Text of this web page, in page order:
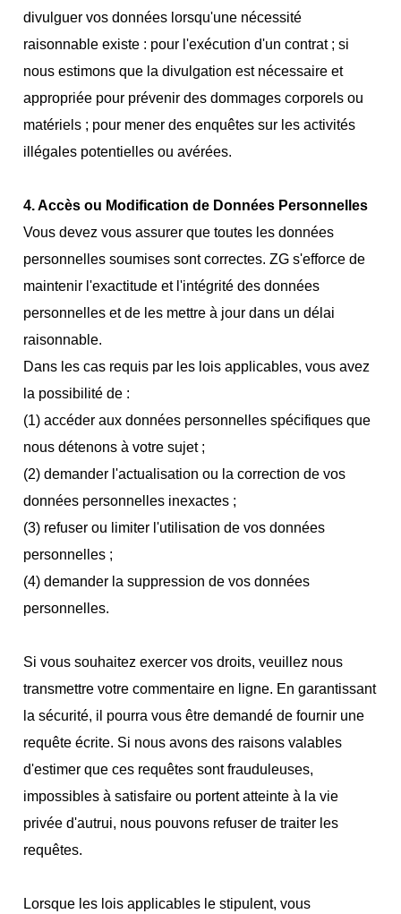
divulguer vos données lorsqu'une nécessité
raisonnable existe : pour l'exécution d'un contrat ; si
nous estimons que la divulgation est nécessaire et
appropriée pour prévenir des dommages corporels ou
matériels ; pour mener des enquêtes sur les activités
illégales potentielles ou avérées.
4. Accès ou Modification de Données Personnelles
Vous devez vous assurer que toutes les données
personnelles soumises sont correctes. ZG s'efforce de
maintenir l'exactitude et l'intégrité des données
personnelles et de les mettre à jour dans un délai
raisonnable.
Dans les cas requis par les lois applicables, vous avez
la possibilité de :
(1) accéder aux données personnelles spécifiques que
nous détenons à votre sujet ;
(2) demander l'actualisation ou la correction de vos
données personnelles inexactes ;
(3) refuser ou limiter l'utilisation de vos données
personnelles ;
(4) demander la suppression de vos données
personnelles.
Si vous souhaitez exercer vos droits, veuillez nous
transmettre votre commentaire en ligne. En garantissant
la sécurité, il pourra vous être demandé de fournir une
requête écrite. Si nous avons des raisons valables
d'estimer que ces requêtes sont frauduleuses,
impossibles à satisfaire ou portent atteinte à la vie
privée d'autrui, nous pouvons refuser de traiter les
requêtes.
Lorsque les lois applicables le stipulent, vous